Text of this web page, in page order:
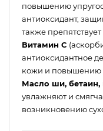
повышению
антиоксидант,
также
Витамин С
антиоксидантное
кожи и повышению
Масло ши, бетаин,
увлажняют и
возникновению